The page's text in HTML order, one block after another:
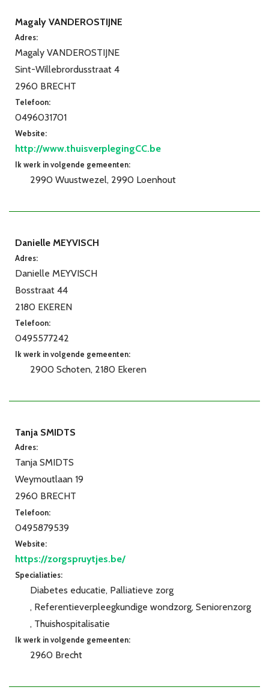
Magaly VANDEROSTIJNE
Adres:
Magaly VANDEROSTIJNE
Sint-Willebrordusstraat 4
2960 BRECHT
Telefoon:
0496031701
Website:
http://www.thuisverplegingCC.be
Ik werk in volgende gemeenten:
2990 Wuustwezel 2990 Loenhout
Danielle MEYVISCH
Adres:
Danielle MEYVISCH
Bosstraat 44
2180 EKEREN
Telefoon:
0495577242
Ik werk in volgende gemeenten:
2900 Schoten 2180 Ekeren
Tanja SMIDTS
Adres:
Tanja SMIDTS
Weymoutlaan 19
2960 BRECHT
Telefoon:
0495879539
Website:
https://zorgspruytjes.be/
Specialiaties:
Diabetes educatie Palliatieve zorg
Referentieverpleegkundige wondzorg Seniorenzorg
Thuishospitalisatie
Ik werk in volgende gemeenten:
2960 Brecht